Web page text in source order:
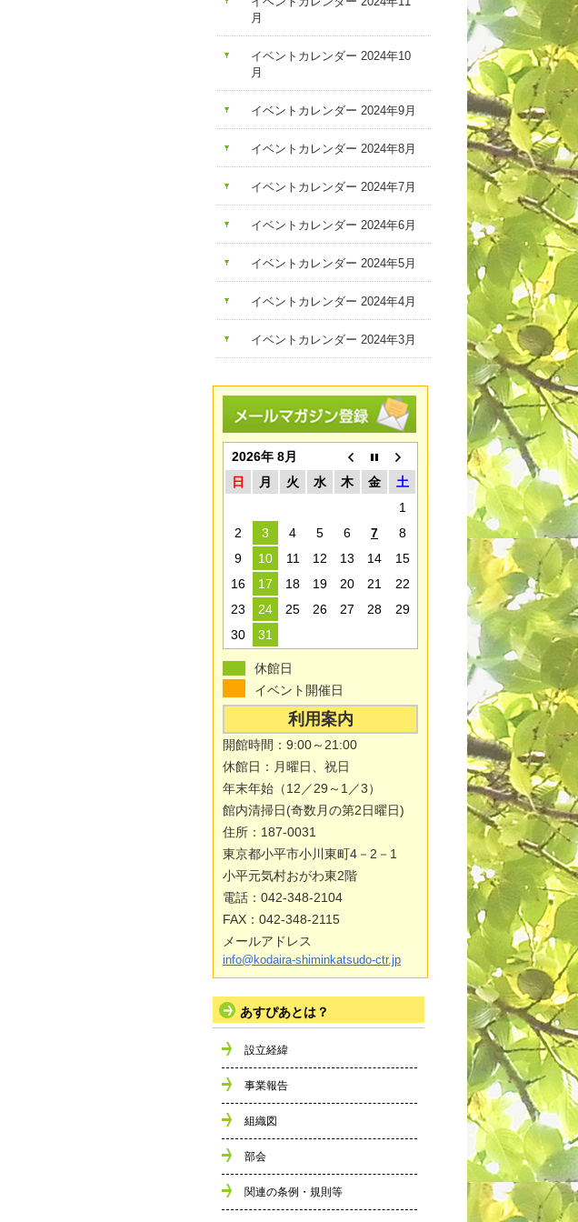
月
イベントカレンダー 2024年10
月
イベントカレンダー 2024年9月
イベントカレンダー 2024年8月
イベントカレンダー 2024年7月
イベントカレンダー 2024年6月
イベントカレンダー 2024年5月
イベントカレンダー 2024年4月
イベントカレンダー 2024年3月
2026年 8月
日
月 火 水 木 金
土
1
2
3 4 5 6 7
8
9
10 11 12 13 14
15
16
17 18 19 20 21
22
23
24 25 26 27 28
29
30
31
休館日
イベント開催日
利用案内
開館時間：9:00～21:00
休館日：月曜日、祝日
年末年始（12／29～1／3）
館内清掃日(奇数月の第2日曜日)
住所：187-0031
東京都小平市小川東町4－2－1
小平元気村おがわ東2階
電話：042-348-2104
FAX：042-348-2115
メールアドレス
info@kodaira-shiminkatsudo-ctr.jp
あすぴあとは？
設立経緯
事業報告
組織図
部会
関連の条例・規則等